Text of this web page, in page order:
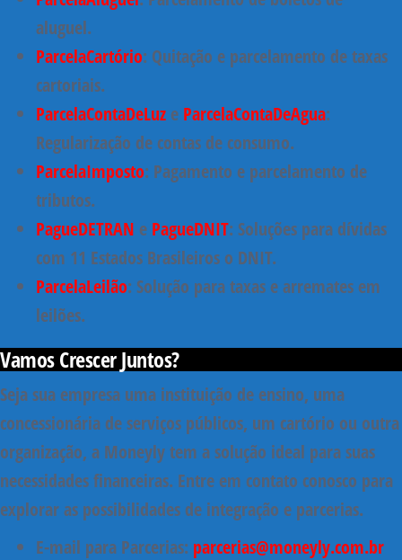
aluguel.
ParcelaCartório: Quitação e parcelamento de taxas
cartoriais.
ParcelaContaDeLuz e ParcelaContaDeAgua:
Regularização de contas de consumo.
ParcelaImposto: Pagamento e parcelamento de
tributos.
PagueDETRAN e PagueDNIT: Soluções para dívidas
com 11 Estados Brasileiros o DNIT.
ParcelaLeilão: Solução para taxas e arremates em
leilões.
Vamos Crescer Juntos?
Seja sua empresa uma instituição de ensino, uma
concessionária de serviços públicos, um cartório ou outra
organização, a Moneyly tem a solução ideal para suas
necessidades financeiras. Entre em contato conosco para
explorar as possibilidades de integração e parcerias.
E-mail para Parcerias: parcerias@moneyly.com.br